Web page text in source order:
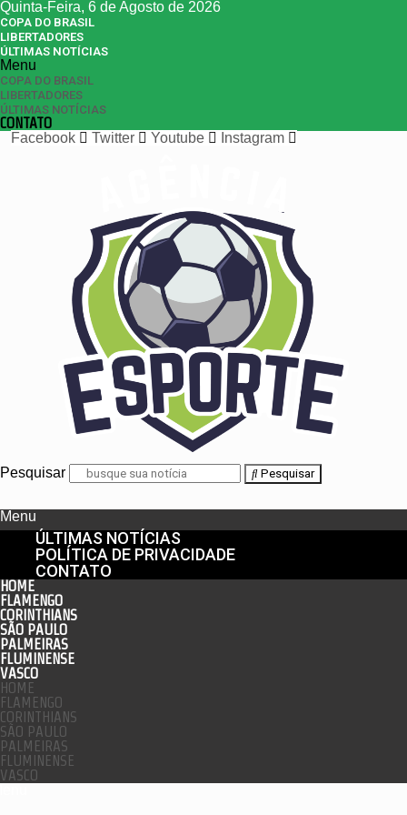
Quinta-Feira, 6 de Agosto de 2026
COPA DO BRASIL
LIBERTADORES
ÚLTIMAS NOTÍCIAS
Menu
COPA DO BRASIL
LIBERTADORES
ÚLTIMAS NOTÍCIAS
CONTATO
Facebook
Twitter Youtube Instagram
Pesquisar Pesquisar
Menu
ÚLTIMAS NOTÍCIAS
POLÍTICA DE PRIVACIDADE
CONTATO
HOME
FLAMENGO
CORINTHIANS
SÃO PAULO
PALMEIRAS
FLUMINENSE
VASCO
HOME
FLAMENGO
CORINTHIANS
SÃO PAULO
PALMEIRAS
FLUMINENSE
VASCO